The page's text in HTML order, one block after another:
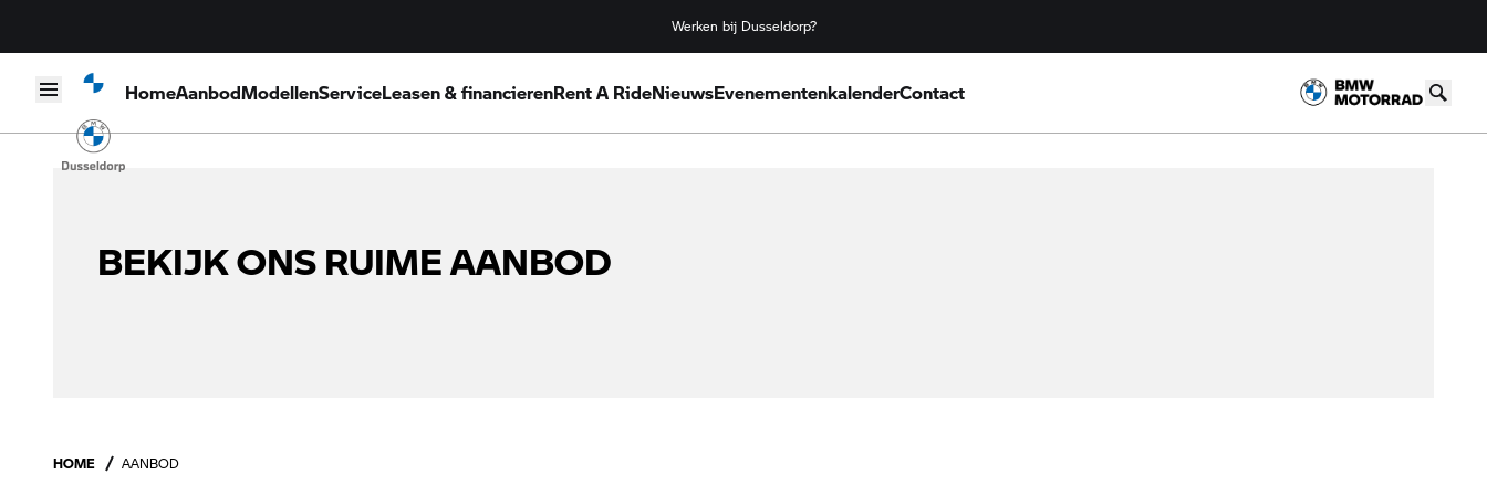
Werken bij Dusseldorp?
HomeAanbodModellenServiceLeasen & financierenRent A RideNieuwsEvenementenkalenderContact
Skip to content
BEKIJK ONS RUIME AANBOD
HOME AANBOD